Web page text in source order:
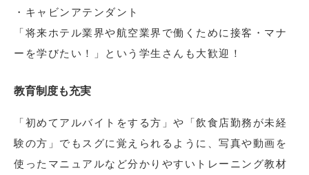
・キャビンアテンダント
「将来ホテル業界や航空業界で働くために接客・マナ
ーを学びたい！」という学生さんも大歓迎！
教育制度も充実
「初めてアルバイトをする方」や「飲食店勤務が未経
験の方」でもスグに覚えられるように、写真や動画を
使ったマニュアルなど分かりやすいトレーニング教材